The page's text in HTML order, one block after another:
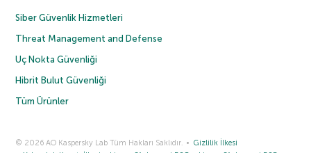
Siber Güvenlik Hizmetleri
Threat Management and Defense
Uç Nokta Güvenliği
Hibrit Bulut Güvenliği
Tüm Ürünler
© 2026 AO Kaspersky Lab Tüm Hakları Saklıdır.
Gizlilik İlkesi